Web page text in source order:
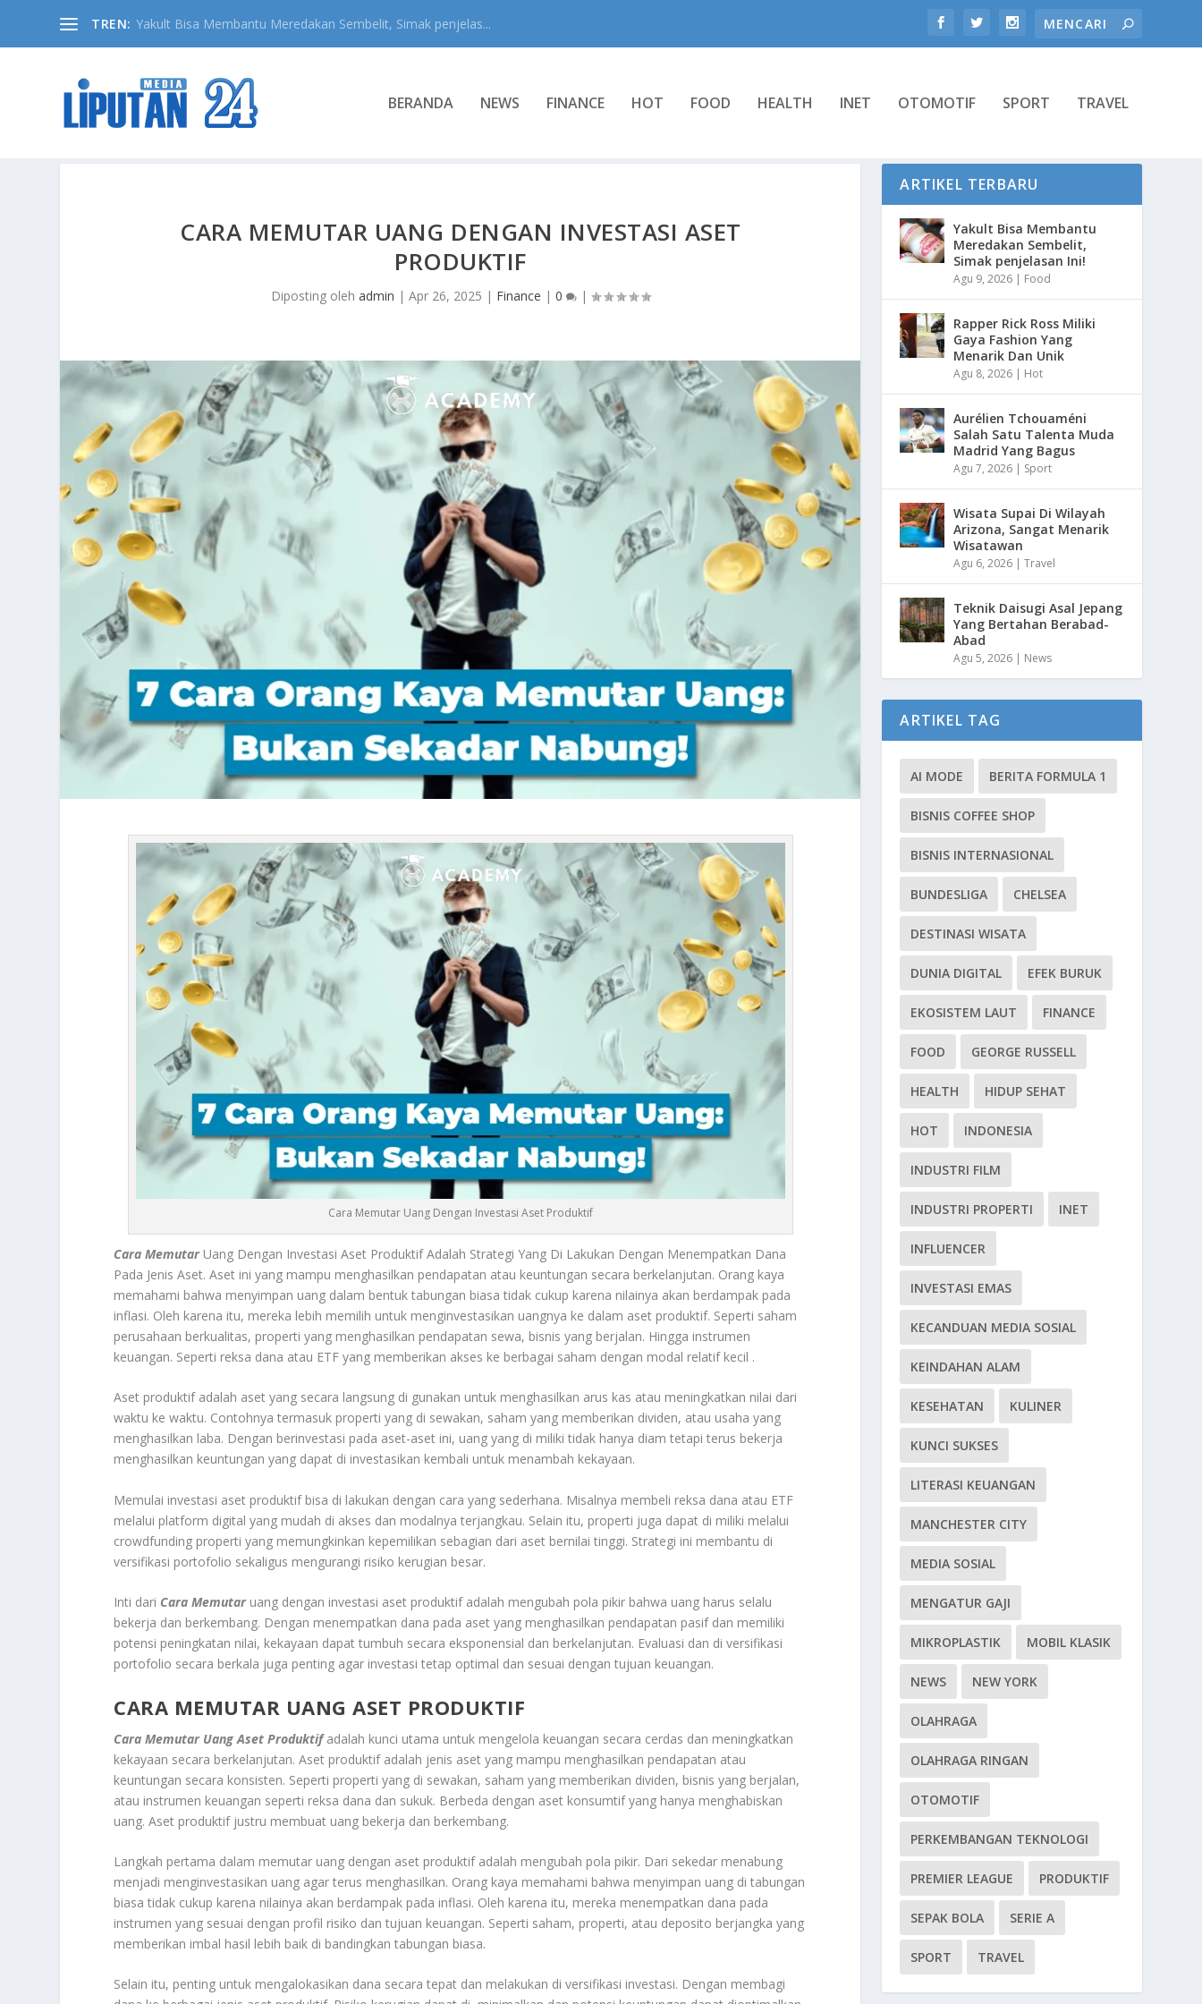
TREN: Yakult Bisa Membantu Meredakan Sembelit, Simak penjelas...
BERANDA NEWS FINANCE HOT FOOD HEALTH INET OTOMOTIF SPORT TRAVEL
CARA MEMUTAR UANG DENGAN INVESTASI ASET
PRODUKTIF
Diposting oleh admin | Apr 26, 2025 | Finance | 0 |
Cara Memutar Uang Dengan Investasi Aset Produktif
Cara MemutarUang Dengan Investasi Aset Produktif Adalah Strategi Yang Di Lakukan Dengan Menempatkan Dana
Pada Jenis Aset. Aset ini yang mampu menghasilkan pendapatan atau keuntungan secara berkelanjutan. Orang kaya
memahami bahwa menyimpan uang dalam bentuk tabungan biasa tidak cukup karena nilainya akan berdampak pada
inflasi. Oleh karena itu, mereka lebih memilih untuk menginvestasikan uangnya ke dalam aset produktif. Seperti saham
perusahaan berkualitas, properti yang menghasilkan pendapatan sewa, bisnis yang berjalan. Hingga instrumen
keuangan. Seperti reksa dana atau ETF yang memberikan akses ke berbagai saham dengan modal relatif kecil .
Aset produktif adalah aset yang secara langsung di gunakan untuk menghasilkan arus kas atau meningkatkan nilai dari
waktu ke waktu. Contohnya termasuk properti yang di sewakan, saham yang memberikan dividen, atau usaha yang
menghasilkan laba. Dengan berinvestasi pada aset-aset ini, uang yang di miliki tidak hanya diam tetapi terus bekerja
menghasilkan keuntungan yang dapat di investasikan kembali untuk menambah kekayaan.
Memulai investasi aset produktif bisa di lakukan dengan cara yang sederhana. Misalnya membeli reksa dana atau ETF
melalui platform digital yang mudah di akses dan modalnya terjangkau. Selain itu, properti juga dapat di miliki melalui
crowdfunding properti yang memungkinkan kepemilikan sebagian dari aset bernilai tinggi. Strategi ini membantu di
versifikasi portofolio sekaligus mengurangi risiko kerugian besar.
Inti dari Cara Memutaruang dengan investasi aset produktif adalah mengubah pola pikir bahwa uang harus selalu
bekerja dan berkembang. Dengan menempatkan dana pada aset yang menghasilkan pendapatan pasif dan memiliki
potensi peningkatan nilai, kekayaan dapat tumbuh secara eksponensial dan berkelanjutan. Evaluasi dan di versifikasi
portofolio secara berkala juga penting agar investasi tetap optimal dan sesuai dengan tujuan keuangan.
CARA MEMUTAR UANG ASET PRODUKTIF
Cara Memutar Uang Aset Produktifadalah kunci utama untuk mengelola keuangan secara cerdas dan meningkatkan
kekayaan secara berkelanjutan. Aset produktif adalah jenis aset yang mampu menghasilkan pendapatan atau
keuntungan secara konsisten. Seperti properti yang di sewakan, saham yang memberikan dividen, bisnis yang berjalan,
atau instrumen keuangan seperti reksa dana dan sukuk. Berbeda dengan aset konsumtif yang hanya menghabiskan
uang. Aset produktif justru membuat uang bekerja dan berkembang.
Langkah pertama dalam memutar uang dengan aset produktif adalah mengubah pola pikir. Dari sekedar menabung
menjadi menginvestasikan uang agar terus menghasilkan. Orang kaya memahami bahwa menyimpan uang di tabungan
biasa tidak cukup karena nilainya akan berdampak pada inflasi. Oleh karena itu, mereka menempatkan dana pada
instrumen yang sesuai dengan profil risiko dan tujuan keuangan. Seperti saham, properti, atau deposito berjangka yang
memberikan imbal hasil lebih baik di bandingkan tabungan biasa.
Selain itu, penting untuk mengalokasikan dana secara tepat dan melakukan di versifikasi investasi. Dengan membagi
ARTIKEL TERBARU
Yakult Bisa Membantu
Meredakan Sembelit,
Simak penjelasan Ini!
Agu 9, 2026 | Food
Rapper Rick Ross Miliki
Gaya Fashion Yang
Menarik Dan Unik
Agu 8, 2026 | Hot
Aurélien Tchouaméni
Salah Satu Talenta Muda
Madrid Yang Bagus
Agu 7, 2026 | Sport
Wisata Supai Di Wilayah
Arizona, Sangat Menarik
Wisatawan
Agu 6, 2026 |Travel
Teknik Daisugi Asal Jepang
Yang Bertahan Berabad-
Abad
Agu 5, 2026 | News
ARTIKEL TAG
AI MODE BERITA FORMULA 1
BISNIS COFFEE SHOP
BISNIS INTERNASIONAL
BUNDESLIGA CHELSEA
DESTINASI WISATA
DUNIA DIGITAL EFEK BURUK
EKOSISTEM LAUT FINANCE
FOOD GEORGE RUSSELL
HEALTH HIDUP SEHAT
HOT INDONESIA
INDUSTRI FILM
INDUSTRI PROPERTI INET
INFLUENCER
INVESTASI EMAS
KECANDUAN MEDIA SOSIAL
KEINDAHAN ALAM
KESEHATAN KULINER
KUNCI SUKSES
LITERASI KEUANGAN
MANCHESTER CITY
MEDIA SOSIAL
MENGATUR GAJI
MIKROPLASTIK MOBIL KLASIK
NEWS NEW YORK
OLAHRAGA
OLAHRAGA RINGAN
OTOMOTIF
PERKEMBANGAN TEKNOLOGI
PREMIER LEAGUE PRODUKTIF
SEPAK BOLA SERIE A
SPORT TRAVEL